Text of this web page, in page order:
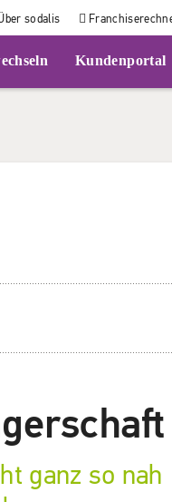
sodalis
Kundenportal
ganz so nah